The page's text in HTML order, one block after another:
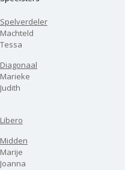
Spelverdeler
Machteld
Tessa
Diagonaal
Marieke
Judith
Libero
Midden
Marije
Joanna